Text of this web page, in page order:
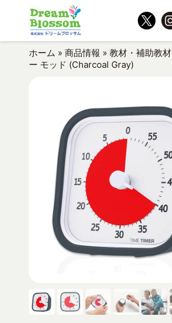
ホーム » 商品情報 » 教材・補助教材
ー モッド (Charcoal Gray)